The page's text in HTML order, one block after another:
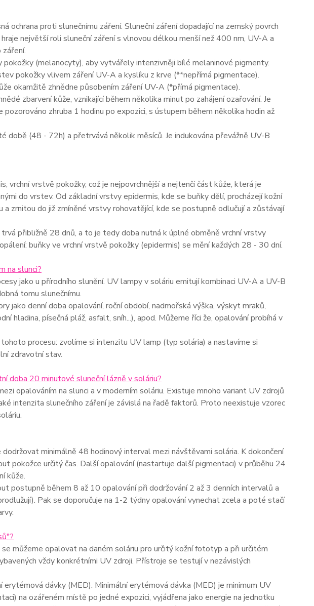
ochrana proti slunečnímu záření. Sluneční záření dopadající na zemský povrch
největší roli sluneční záření s vlnovou délkou menší než 400 nm, UV-A a
(melanocyty), aby vytvářely intenzivněji bílé melaninové pigmenty.
pokožky vlivem záření UV-A a kyslíku z krve (**nepřímá pigmentace).
okamžitě zhnědne působením záření UV-A (*přímá pigmentace).
zbarvení kůže, vznikající během několika minut po zahájení ozařování. Je
zhruba 1 hodinu po expozici, s ústupem během několika hodin až
době (48 - 72h) a přetrvává několik měsíců. Je indukována převážně UV-B
vrchní vrstvě pokožky, což je nejpovrchnější a nejtenčí část kůže, která je
do vrstev. Od základní vrstvy epidermis, kde se buňky dělí, procházejí kožní
zrnitou do již zmíněné vrstvy rohovatějící, kde se postupně odlučují a zůstávají
přibližně 28 dnů, a to je tedy doba nutná k úplné obměně vrchní vrstvy
buňky ve vrchní vrstvě pokožky (epidermis) se mění každých 28 - 30 dní.
na slunci?
jako u přírodního slunění. UV lampy v soláriu emitují kombinaci UV-A a UV-B
tomu slunečnímu.
jako denní doba opalování, roční období, nadmořská výška, výskyt mraků,
hladina, písečná pláž, asfalt, sníh...), apod. Můžeme říci že, opalování probíhá v
procesu: zvolíme si intenzitu UV lamp (typ solária) a nastavíme si
zdravotní stav.
doba 20 minutové sluneční lázně v soláriu?
opalováním na slunci a v moderním soláriu. Existuje mnoho variant UV zdrojů
intenzita slunečního záření je závislá na řadě faktorů. Proto neexistuje vzorec
minimálně 48 hodinový interval mezi návštěvami solária. K dokončení
pokožce určitý čas. Další opalování (nastartuje další pigmentaci) v průběhu 24
kůže.
postupně během 8 až 10 opalování při dodržování 2 až 3 denních intervalů a
Pak se doporučuje na 1-2 týdny opalování vynechat zcela a poté stačí
můžeme opalovat na daném soláriu pro určitý kožní fototyp a při určitém
vždy konkrétními UV zdroji. Přístroje se testují v nezávislých
erytémová dávky (MED). Minimální erytémová dávka (MED) je minimum UV
na ozářeném místě po jedné expozici, vyjádřena jako energie na jednotku